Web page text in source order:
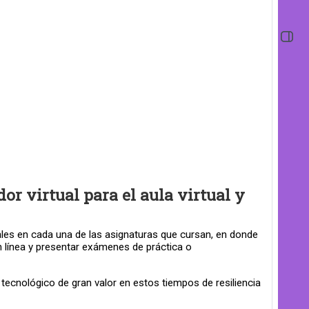
Abrir
virtual para el aula virtual y
en cada una de las asignaturas que cursan, en donde
y presentar exámenes de práctica o
de gran valor en estos tiempos de resiliencia